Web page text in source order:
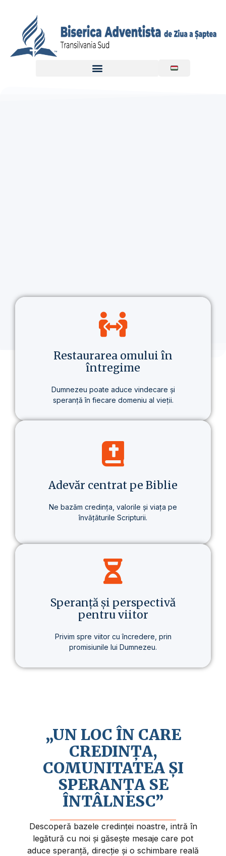
Restaurarea omului în
întregime
Dumnezeu poate aduce vindecare și
speranță în fiecare domeniu al vieții.
Nu vorbim doar despre credință, ci
despre un stil de viață care aduce o
schimbare reală – în sănătate, în gândire
Adevăr centrat pe Biblie
Ne bazăm credința, valorile și viața pe
învățăturile Scripturii.
Baza tuturor învățăturilor noastre este
Biblia – prezentată clar, consecvent și pe
înțelesul fiecăruia.
Speranță și perspectivă
pentru viitor
Privim spre viitor cu încredere, prin
promisiunile lui Dumnezeu.
„UN LOC ÎN CARE
CREDINȚA,
COMUNITATEA ȘI
SPERANȚA SE
ÎNTÂLNESC”
Descoperă bazele credinței noastre, intră în
legătură cu noi și găsește mesaje care pot
aduce speranță, direcție și o schimbare reală